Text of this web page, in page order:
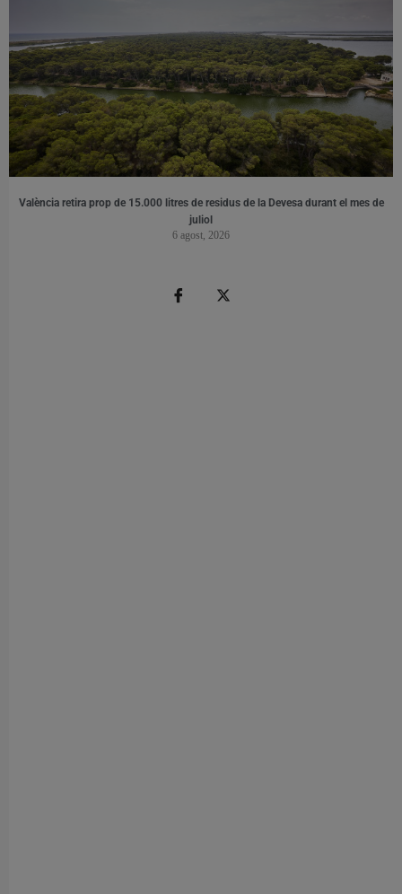
València retira prop de 15.000 litres de residus de la Devesa durant el mes de
juliol
6 agost, 2026